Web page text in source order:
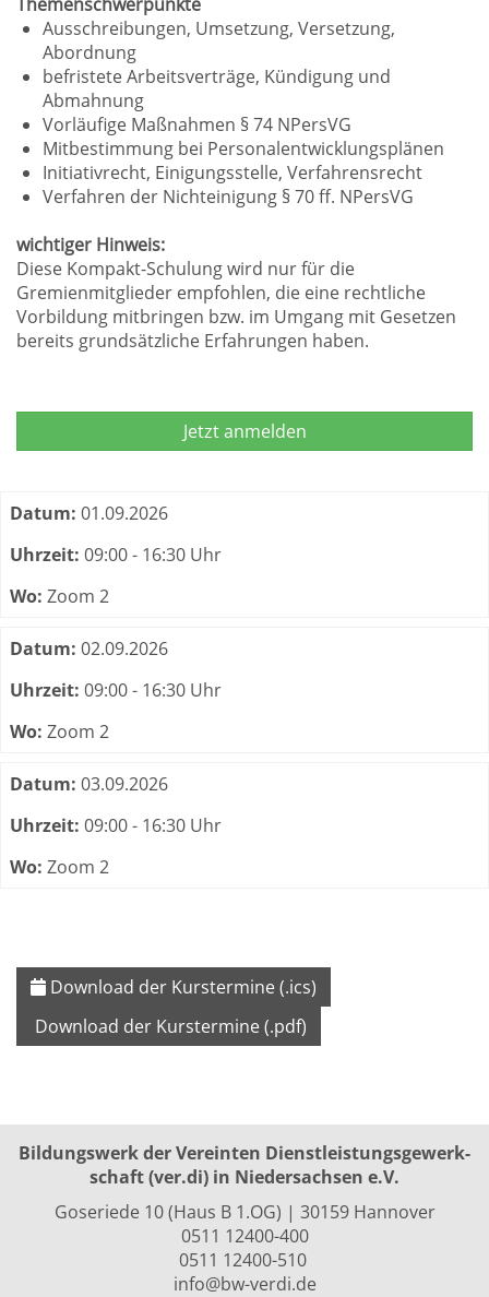
Ausschreibungen, Umsetzung, Versetzung,
Abordnung
befristete Arbeitsverträge, Kündigung und
Abmahnung
Vorläufige Maßnahmen § 74 NPersVG
Mitbestimmung bei Personalentwicklungsplänen
Initiativrecht, Einigungsstelle, Verfahrensrecht
Verfahren der Nichteinigung § 70 ff. NPersVG
wichtiger Hinweis:
Diese Kompakt-Schulung wird nur für die
Gremienmitglieder empfohlen, die eine rechtliche
Vorbildung mitbringen bzw. im Umgang mit Gesetzen
bereits grundsätzliche Erfahrungen haben.
Jetzt anmelden
Termine zum dieser Kurs
Datum: 01.09.2026
Uhrzeit: 09:00 - 16:30 Uhr
Wo: Zoom 2
Datum: 02.09.2026
Uhrzeit: 09:00 - 16:30 Uhr
Wo: Zoom 2
Datum: 03.09.2026
Uhrzeit: 09:00 - 16:30 Uhr
Wo: Zoom 2
Download der Kurstermine (.ics)
Download der Kurstermine (.pdf)
Bildungswerk der Vereinten Dienst­leis­tungs­ge­werk­
schaft (ver.di) in Niedersachsen e.V.
Goseriede 10 (Haus B 1.OG) | 30159 Hannover
0511 12400-400
0511 12400-510
info@bw-verdi.de